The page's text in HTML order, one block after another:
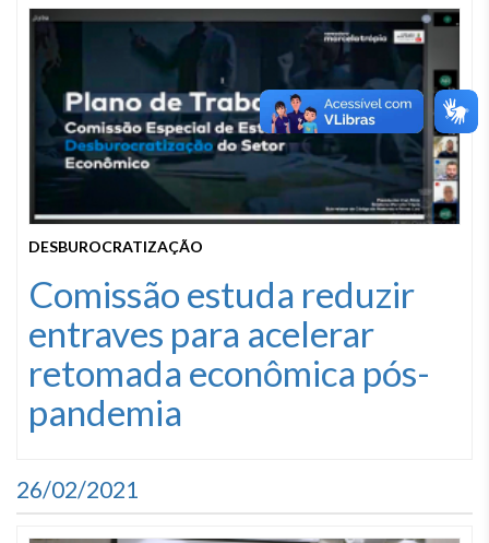
DESBUROCRATIZAÇÃO
Comissão estuda reduzir
entraves para acelerar
retomada econômica pós-
pandemia
26/02/2021